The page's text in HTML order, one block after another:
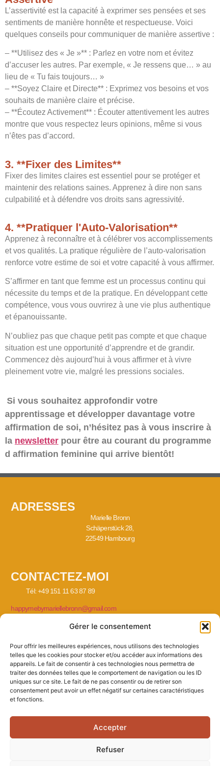
Gérer le consentement
Pour offrir les meilleures expériences, nous utilisons des technologies
telles que les cookies pour stocker et/ou accéder aux informations des
appareils. Le fait de consentir à ces technologies nous permettra de
traiter des données telles que le comportement de navigation ou les ID
uniques sur ce site. Le fait de ne pas consentir ou de retirer son
consentement peut avoir un effet négatif sur certaines caractéristiques
et fonctions.
Accepter
Refuser
L’assertivité est la capacité à exprimer ses pensées et ses
sentiments de manière honnête et respectueuse. Voici
quelques conseils pour communiquer de manière assertive :
– **Utilisez des « Je »** : Parlez en votre nom et évitez
d’accuser les autres. Par exemple, « Je ressens que… » au
lieu de « Tu fais toujours… »
– **Soyez Claire et Directe** : Exprimez vos besoins et vos
souhaits de manière claire et précise.
– **Écoutez Activement** : Écouter attentivement les autres
montre que vous respectez leurs opinions, même si vous
n’êtes pas d’accord.
3. **Fixer des Limites**
Fixer des limites claires est essentiel pour se protéger et
maintenir des relations saines. Apprenez à dire non sans
culpabilité et à défendre vos droits sans agressivité.
4. **Pratiquer l'Auto-Valorisation**
Apprenez à reconnaître et à célébrer vos accomplissements
et vos qualités. La pratique régulière de l’auto-valorisation
renforce votre estime de soi et votre capacité à vous affirmer.
S’affirmer en tant que femme est un processus continu qui
nécessite du temps et de la pratique. En développant cette
compétence, vous vous ouvrirez à une vie plus authentique
et épanouissante.
N’oubliez pas que chaque petit pas compte et que chaque
situation est une opportunité d’apprendre et de grandir.
Commencez dès aujourd’hui à vous affirmer et à vivre
pleinement votre vie, malgré les pressions sociales.
Si vous souhaitez approfondir votre
apprentissage et développer davantage votre
affirmation de soi, n’hésitez pas à vous inscrire à
la newsletter pour être au courant du programme
d affirmation feminine qui arrive bientôt!
ADRESSES
Marielle Bronn
Schäperstück 28,
22549 Hambourg
CONTACTEZ-MOI
Tél: +49 151 11 63 87 89
happymebymariellebronn@gmail.com
MES ACCOMPAGNEMENTS
Coach de vie en français à Hambourg et en ligne
Thérapeute et soutien psychologique en français à Hambourg et en